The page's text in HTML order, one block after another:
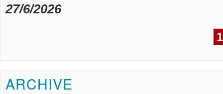
27/6/2026
ARCHIVE